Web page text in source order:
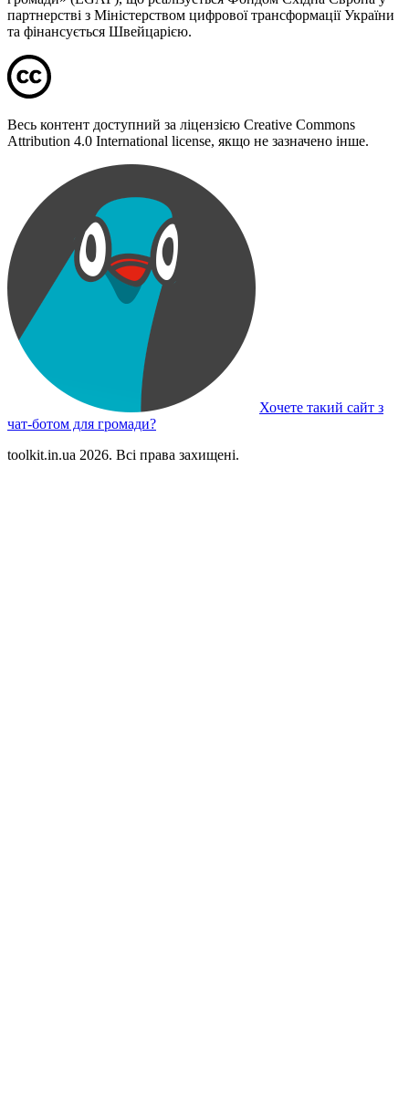
партнерстві з Міністерством цифрової трансформації України
та фінансується Швейцарією.
Весь контент доступний за ліцензією Creative Commons
Attribution 4.0 International license, якщо не зазначено інше.
Хочете такий сайт з
чат-ботом для громади?
toolkit.in.ua 2026. Всі права захищені.